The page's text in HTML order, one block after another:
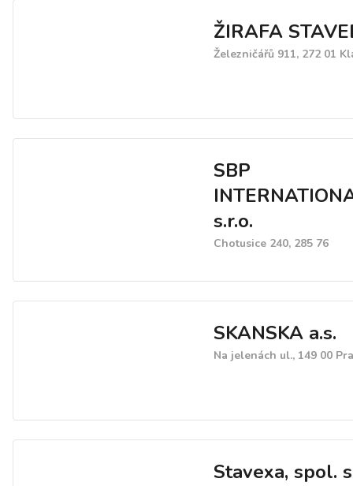
ŽIRAFA
Železničářů 911, 272 01
SBP
s.r.o.
Chotusice 240, 285 76
SKANSKA a.s.
Na jelenách ul., 149 00
Stavexa, spol.